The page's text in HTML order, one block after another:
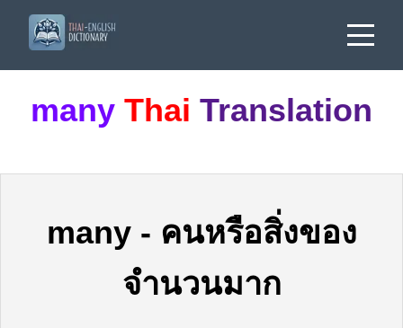
many Thai Translation
many- คนหรือสิ่งของ
จำนวนมาก